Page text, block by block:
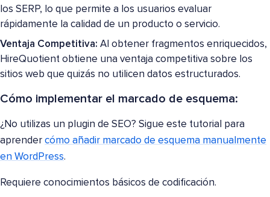
los SERP, lo que permite a los usuarios evaluar
rápidamente la calidad de un producto o servicio.
Ventaja Competitiva: Al obtener fragmentos enriquecidos,
HireQuotient obtiene una ventaja competitiva sobre los
sitios web que quizás no utilicen datos estructurados.
Cómo implementar el marcado de esquema:
¿No utilizas un plugin de SEO? Sigue este tutorial para
aprender cómo añadir marcado de esquema manualmente
en WordPress.
Requiere conocimientos básicos de codificación.